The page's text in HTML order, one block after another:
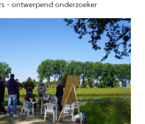
- ontwerpend onderzoeker